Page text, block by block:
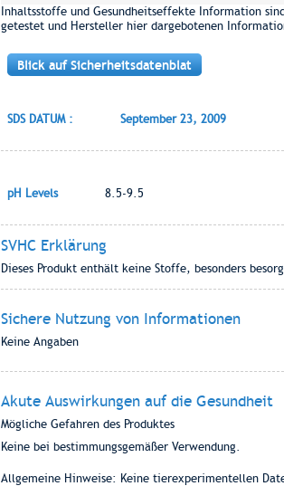
Inhaltsstoffe und Gesundheitseffekte Information
getestet und Hersteller hier dargebotenen
Blick auf Sicherheitsdatenblat
SDS DATUM : September 23, 2009
pH Levels 8.5-9.5
SVHC Erklärung
Dieses Produkt enthält keine Stoffe, besonders
Sichere Nutzung von Informationen
Keine Angaben
Akute Auswirkungen auf die Gesundheit
Mögliche Gefahren des Produktes
Keine bei bestimmungsgemäßer Verwendung.
Allgemeine Hinweise: Keine tierexperimentellen